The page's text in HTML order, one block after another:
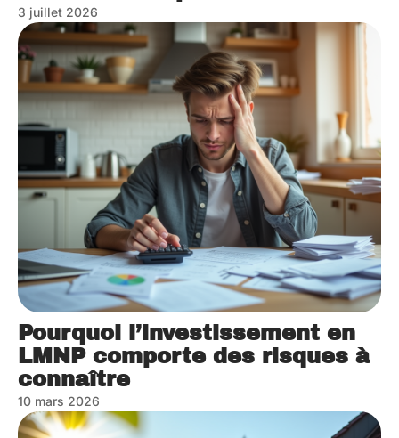
3 juillet 2026
Pourquoi l’investissement en
LMNP comporte des risques à
connaître
10 mars 2026